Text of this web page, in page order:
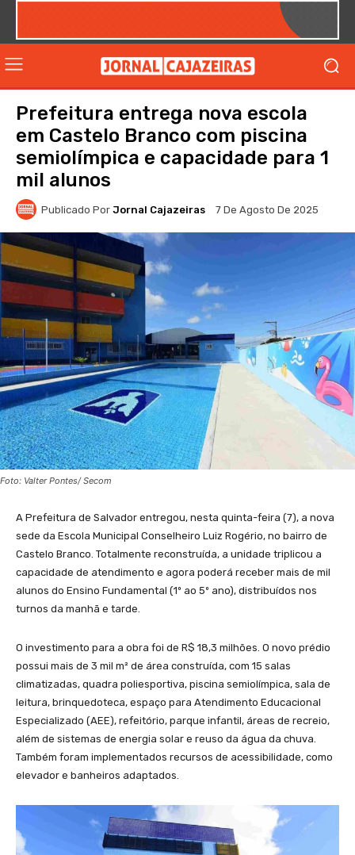
Prefeitura entrega nova escola
em Castelo Branco com piscina
semiolímpica e capacidade para 1
mil alunos
Publicado Por Jornal Cajazeiras 7 De Agosto De 2025
Foto: Valter Pontes/ Secom
A Prefeitura de Salvador entregou, nesta quinta-feira (7), a nova
sede da Escola Municipal Conselheiro Luiz Rogério, no bairro de
Castelo Branco. Totalmente reconstruída, a unidade triplicou a
capacidade de atendimento e agora poderá receber mais de mil
alunos do Ensino Fundamental (1º ao 5º ano), distribuídos nos
turnos da manhã e tarde.
O investimento para a obra foi de R$ 18,3 milhões. O novo prédio
possui mais de 3 mil m² de área construída, com 15 salas
climatizadas, quadra poliesportiva, piscina semiolímpica, sala de
leitura, brinquedoteca, espaço para Atendimento Educacional
Especializado (AEE), refeitório, parque infantil, áreas de recreio,
além de sistemas de energia solar e reuso da água da chuva.
Também foram implementados recursos de acessibilidade, como
elevador e banheiros adaptados.